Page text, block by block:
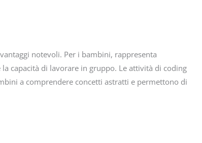
notevoli. Per i bambini, rappresenta
capacità di lavorare in gruppo. Le attività di coding
a comprendere concetti astratti e permettono di